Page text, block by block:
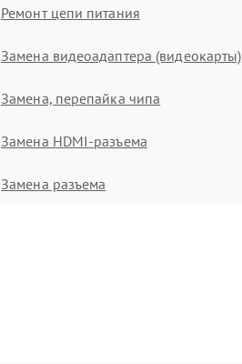
Ремонт цепи питания
Замена видеоадаптера (видеокарты)
Замена, перепайка чипа
Замена HDMI-разъема
Замена разъема